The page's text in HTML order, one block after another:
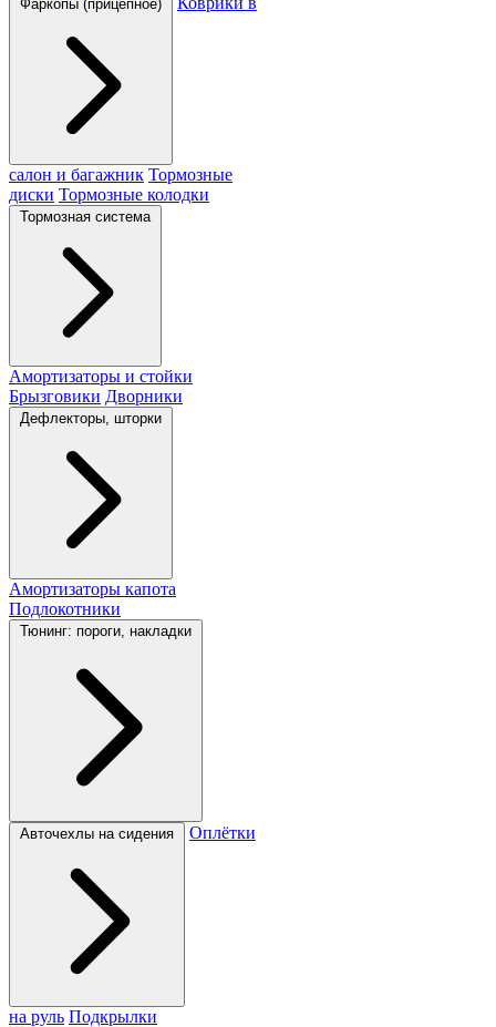
Фаркопы (прицепное)
салон и багажник Тормозные
диски Тормозные колодки
Тормозная система
Амортизаторы и стойки
Брызговики Дворники
Дефлекторы, шторки
Амортизаторы капота
Подлокотники
Тюнинг: пороги, накладки
Авточехлы на сидения Оплётки
на руль Подкрылки